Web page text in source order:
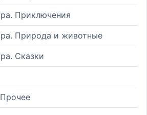
Приключения
Природа и животные
Сказки